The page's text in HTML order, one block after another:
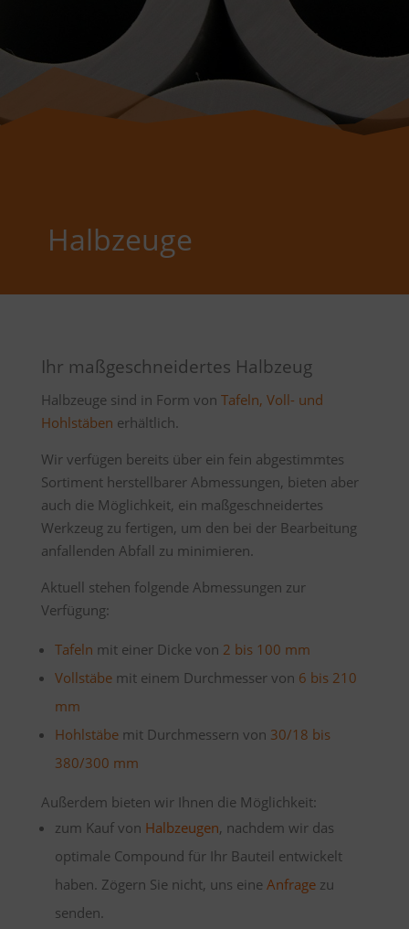
Halbzeuge
Ihr maßgeschneidertes Halbzeug
Halbzeuge sind in Form von Tafeln, Voll- und
Hohlstäben erhältlich.
Wir verfügen bereits über ein fein abgestimmtes
Sortiment herstellbarer Abmessungen, bieten aber
auch die Möglichkeit, ein maßgeschneidertes
Werkzeug zu fertigen, um den bei der Bearbeitung
anfallenden Abfall zu minimieren.
Aktuell stehen folgende Abmessungen zur
Verfügung:
Tafeln mit einer Dicke von 2 bis 100 mm
Vollstäbemit einem Durchmesser von 6 bis 210
mm
Hohlstäbemit Durchmessern von 30/18 bis
380/300 mm
Außerdem bieten wir Ihnen die Möglichkeit:
zum Kauf von Halbzeugen, nachdem wir das
optimale Compound für Ihr Bauteil entwickelt
haben. Zögern Sie nicht, uns eine Anfragezu
senden.